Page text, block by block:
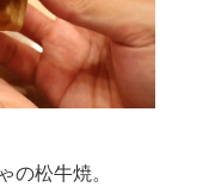
松牛焼。